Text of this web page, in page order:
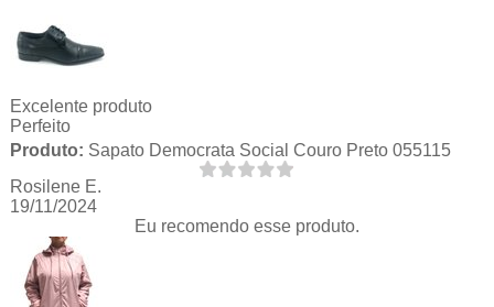
Excelente produto
Perfeito
Produto: Sapato Democrata Social Couro Preto 055115
Rosilene E.
19/11/2024
Eu recomendo esse produto.